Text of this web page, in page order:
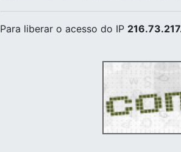
Para liberar o acesso do IP